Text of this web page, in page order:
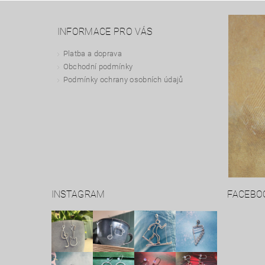
INFORMACE PRO VÁS
Platba a doprava
Obchodní podmínky
Podmínky ochrany osobních údajů
INSTAGRAM